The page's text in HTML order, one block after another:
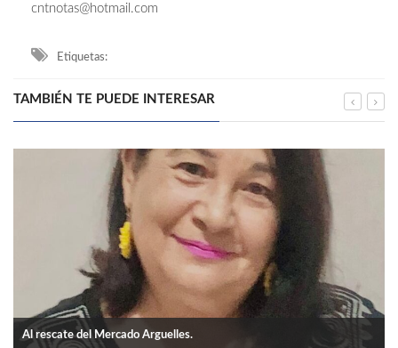
cntnotas@hotmail.com
Etiquetas:
TAMBIÉN TE PUEDE INTERESAR
Al rescate del Mercado Arguelles.